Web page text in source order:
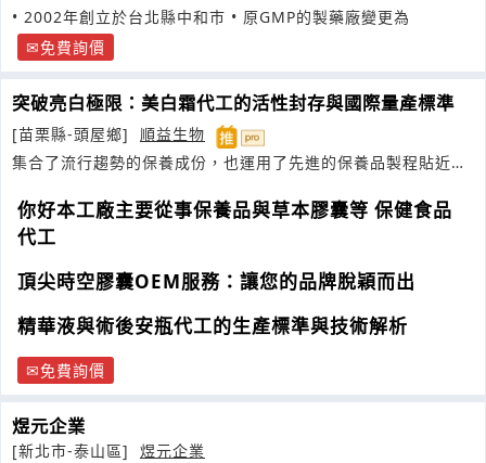
• 2002年創立於台北縣中和巿 • 原GMP的製藥廠變更為
免費詢價
突破亮白極限：美白霜代工的活性封存與國際量產標準
[苗栗縣-頭屋鄉]
順益生物
集合了流行趨勢的保養成份，也運用了先進的保養品製程貼近醫
你好本工廠主要從事保養品與草本膠囊等 保健食品
代工
頂尖時空膠囊OEM服務：讓您的品牌脫穎而出
精華液與術後安瓶代工的生產標準與技術解析
免費詢價
煜元企業
[新北市-泰山區]
煜元企業